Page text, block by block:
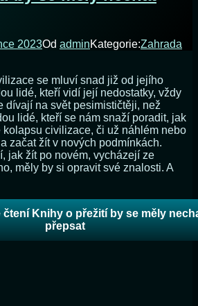
2023Od adminKategorie:Zahrada
se mluví snad již od jejího
lidé, kteří vidí její nedostatky, vždy
dívají na svět pesimističtěji, než
lidé, kteří se nám snaží poradit, jak
civilizace, či už náhlém nebo
začat žít v nových podmínkách.
jak žít po novém, vycházejí ze
měly by si opravit své znalosti. A
čtení Knihy o přežití by se měly
přepsat